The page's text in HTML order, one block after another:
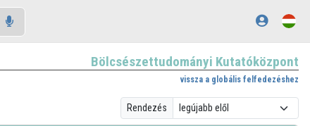
Bölcsészettudományi Kutatóközpont
vissza a globális felfedezéshez
Rendezés